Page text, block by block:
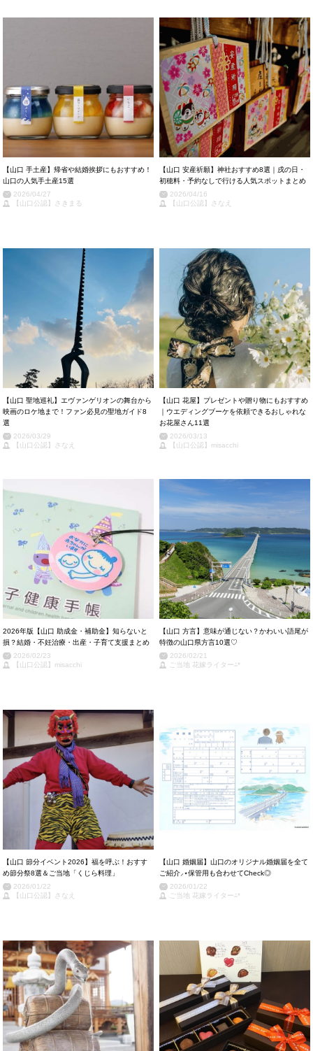
【山口 手土産】帰省や結婚挨拶にもおすすめ！
山口の人気手土産15選
2026/04/27
【山口公認】さきまる
【山口 安産祈願】神社おすすめ8選｜戌の日・
初穂料・予約なしで行ける人気スポットまとめ
2026/04/16
【山口公認】さなえ
【山口 聖地巡礼】エヴァンゲリオンの舞台から
映画のロケ地まで！ファン必見の聖地ガイド8
選
2026/03/29
【山口公認】さなえ
【山口 花屋】プレゼントや贈り物にもおすすめ
｜ウエディングブーケを依頼できるおしゃれな
お花屋さん11選
2026/03/13
【山口公認】misacchi
2026年版【山口 助成金・補助金】知らないと
損？結婚・不妊治療・出産・子育て支援まとめ
2026/02/23
【山口公認】misacchi
【山口 方言】意味が通じない？かわいい語尾が
特徴の山口県方言10選♡
2026/02/21
ご当地 花嫁ライター⁂*
【山口 節分イベント2026】福を呼ぶ！おすす
め節分祭8選＆ご当地「くじら料理」
2026/01/22
【山口公認】さなえ
【山口 婚姻届】山口のオリジナル婚姻届を全て
ご紹介⸝⋆保管用も合わせてCheck◎
2026/01/22
ご当地 花嫁ライター⁂*